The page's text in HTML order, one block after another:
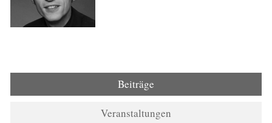
Beiträge
Veranstaltungen